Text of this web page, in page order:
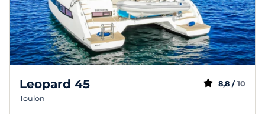
Leopard 45
Toulon
8,8 / 10